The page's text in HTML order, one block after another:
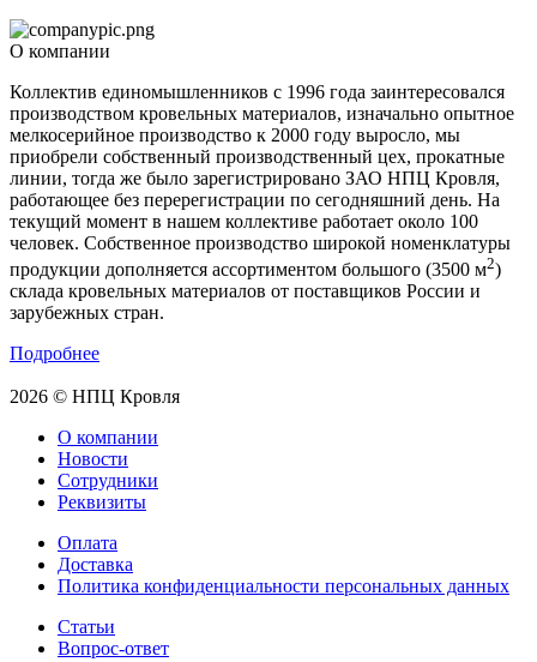
О компании
Коллектив единомышленников с 1996 года заинтересовался
производством кровельных материалов, изначально опытное
мелкосерийное производство к 2000 году выросло, мы
приобрели собственный производственный цех, прокатные
линии, тогда же было зарегистрировано ЗАО НПЦ Кровля,
работающее без перерегистрации по сегодняшний день. На
текущий момент в нашем коллективе работает около 100
человек. Собственное производство широкой номенклатуры
продукции дополняется ассортиментом большого (3500 м2)
склада кровельных материалов от поставщиков России и
зарубежных стран.
Подробнее
2026 © НПЦ Кровля
О компании
Новости
Сотрудники
Реквизиты
Оплата
Доставка
Политика конфиденциальности персональных данных
Статьи
Вопрос-ответ